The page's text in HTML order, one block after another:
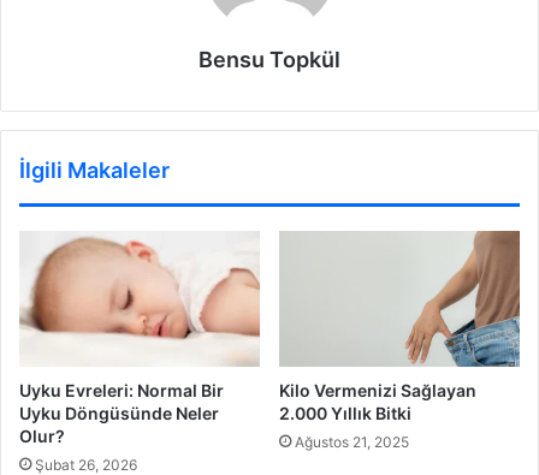
Bensu Topkül
İlgili Makaleler
Uyku Evreleri: Normal Bir
Uyku Döngüsünde Neler
Olur?
Şubat 26, 2026
Kilo Vermenizi Sağlayan
2.000 Yıllık Bitki
Ağustos 21, 2025